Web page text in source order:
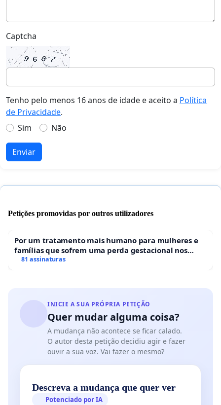
Captcha
Tenho pelo menos 16 anos de idade e aceito a Política
de Privacidade.
Sim
Não
Enviar
Petições promovidas por outros utilizadores
Por um tratamento mais humano para mulheres e
famílias que sofrem uma perda gestacional nos
hospitais portugueses
81 assinaturas
INICIE A SUA PRÓPRIA PETIÇÃO
Quer mudar alguma coisa?
A mudança não acontece se ficar calado.
O autor desta petição decidiu agir e fazer
ouvir a sua voz. Vai fazer o mesmo?
Descreva a mudança que quer ver
Potenciado por IA